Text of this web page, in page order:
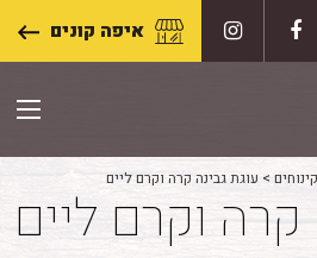
איפה קונים
קינוחים > עוגת גבינה קרה וקרם ליים
קרה וקרם ליים